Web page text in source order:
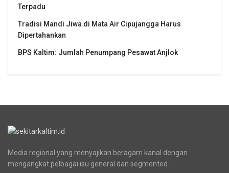
Terpadu
Tradisi Mandi Jiwa di Mata Air Cipujangga Harus
Dipertahankan
BPS Kaltim: Jumlah Penumpang Pesawat Anjlok
Media regional yang menyajikan beragam kanal dengan
mengangkat pelbagai isu general dan segmented.